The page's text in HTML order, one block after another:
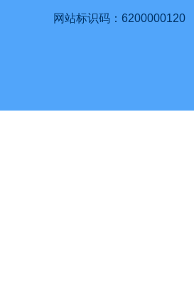
网站标识码：6200000120